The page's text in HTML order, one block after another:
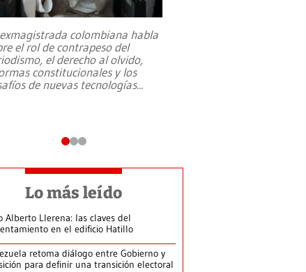
colombiana habla
el rol de contrapeso del
el derecho al olvido,
constitucionales y los
de nuevas tecnologías...
Lo más leído
Alberto Llerena: las claves del
en el edificio Hatillo
retoma diálogo entre Gobierno y
para definir una transición electoral